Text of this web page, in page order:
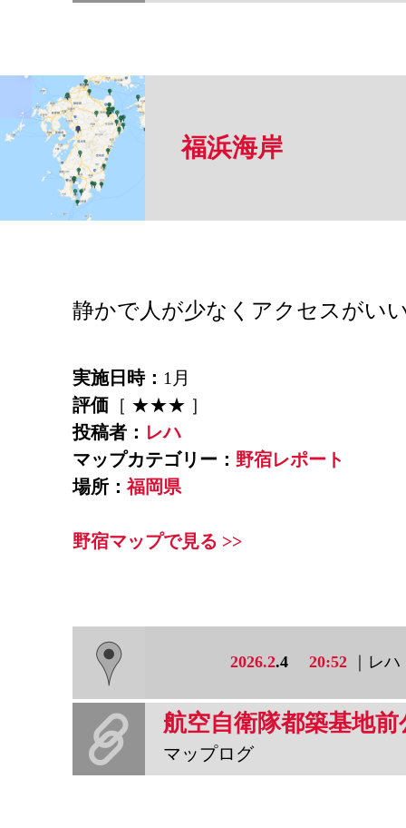
福浜海岸
静かで人が少なくアクセスがい
実施日時： 1月
評価 ［ ★★★ ］
投稿者： レハ
マップカテゴリー： 野宿レポート
場所：福岡県
野宿マップで見る >>
2026.2.4 20:52 ｜レハ
航空自衛隊都築基地
マップログ